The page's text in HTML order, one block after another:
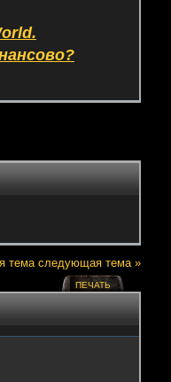
тема следующая тема »
ПЕЧАТЬ